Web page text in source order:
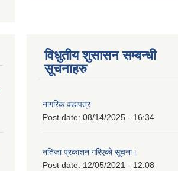
विधुतीय शुसासन सम्बन्धी
सूचनाहरु
नागरिक वडापत्र
Post date: 08/14/2025 - 16:34
नतिजा प्रकाशन गरिएको सूचना।
Post date: 12/05/2021 - 12:08